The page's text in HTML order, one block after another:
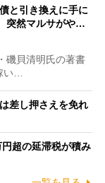
と引き換えに手に
突然マルサがや…
磯貝清明氏の著書
い…
差し押さえを免れ
超の延滞税が積み